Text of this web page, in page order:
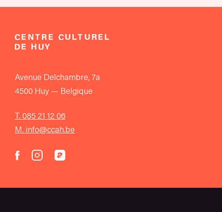
Avenue Delchambre, 7a
4500 Huy — Belgique
T. 085 21 12 06
M. info@ccah.be
facebook
instagram
acast